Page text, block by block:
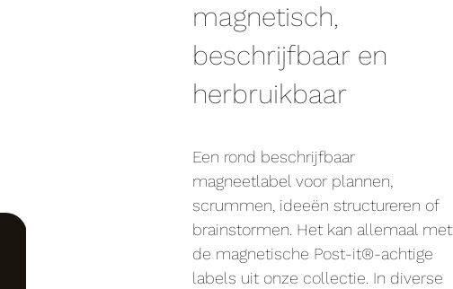
magnetisch,
beschrijfbaar en
herbruikbaar
Een rond beschrijfbaar
magneetlabel voor plannen,
scrummen, ideeën structureren of
brainstormen. Het kan allemaal met
de magnetische Post-it®-achtige
labels uit onze collectie. In diverse